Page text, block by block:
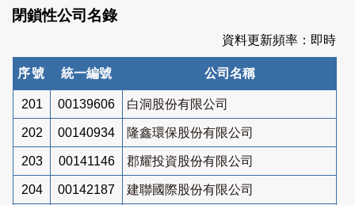
閉鎖性公司名錄
資料更新頻率：即時
序號 統一編號 公司名稱
201 00139606 白洞股份有限公司
202 00140934 隆鑫環保股份有限公司
203 00141146 郡耀投資股份有限公司
204 00142187 建聯國際股份有限公司